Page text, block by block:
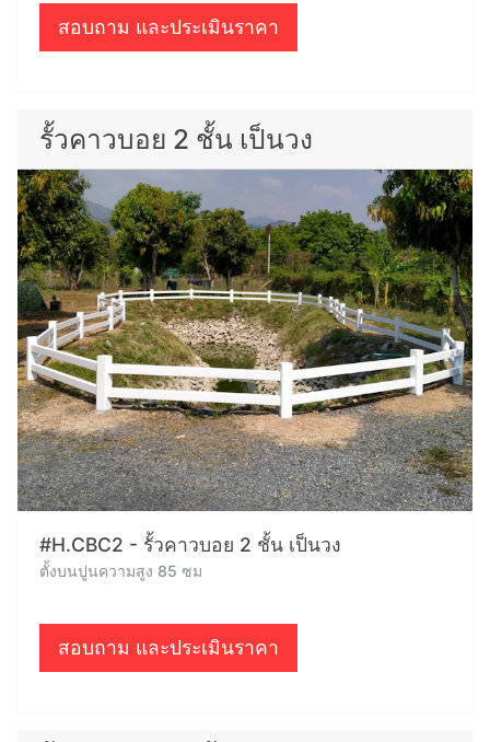
สอบถาม และประเมินราคา
รั้วคาวบอย 2 ชั้น เป็นวง
#H.CBC2 - รั้วคาวบอย 2 ชั้น เป็นวง
ตั้งบนปูนความสูง 85 ซม
สอบถาม และประเมินราคา